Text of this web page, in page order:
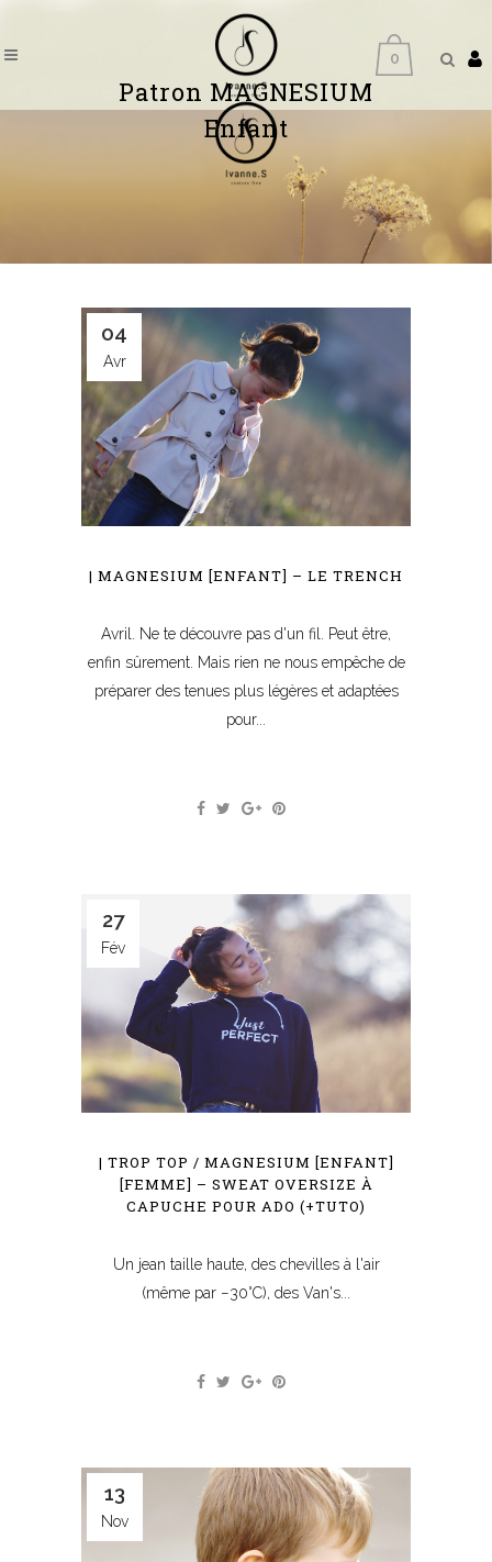
0
Patron MAGNESIUM
Enfant
04
Avr
| MAGNESIUM [ENFANT] – LE TRENCH
Avril. Ne te découvre pas d'un fil. Peut être,
enfin sûrement. Mais rien ne nous empêche de
préparer des tenues plus légères et adaptées
pour...
27
Fév
| TROP TOP / MAGNESIUM [ENFANT]
[FEMME] – SWEAT OVERSIZE À
CAPUCHE POUR ADO (+TUTO)
Un jean taille haute, des chevilles à l'air
(même par −30°C), des Van's...
13
Nov